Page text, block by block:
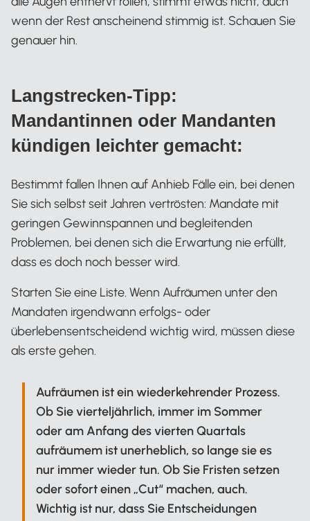
wenn der Rest anscheinend stimmig ist. Schauen Sie
genauer hin.
Langstrecken-Tipp:
Mandantinnen oder Mandanten
kündigen leichter gemacht:
Bestimmt fallen Ihnen auf Anhieb Fälle ein, bei denen
Sie sich selbst seit Jahren vertrösten: Mandate mit
geringen Gewinnspannen und begleitenden
Problemen, bei denen sich die Erwartung nie erfüllt,
dass es doch noch besser wird.
Starten Sie eine Liste. Wenn Aufräumen unter den
Mandaten irgendwann erfolgs- oder
überlebensentscheidend wichtig wird, müssen diese
als erste gehen.
Aufräumen ist ein wiederkehrender Prozess.
Ob Sie vierteljährlich, immer im Sommer
oder am Anfang des vierten Quartals
aufräumem ist unerheblich, so lange sie es
nur immer wieder tun. Ob Sie Fristen setzen
oder sofort einen „Cut“ machen, auch.
Wichtig ist nur, dass Sie Entscheidungen